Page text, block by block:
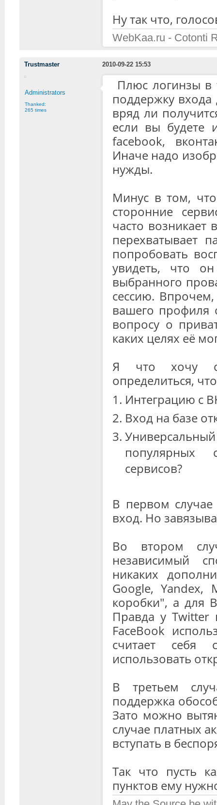
Ну так что,
WebKaa.ru - Cotonti
Trustmaster 2010-09-22 15:53
Administrators
Thanked:
265 times
Плюс логинзы в
поддержку
вряд ли
если вы будете
facebook,
Иначе надо
нужды.
Минус в том,
сторонние
часто возникает
перехватывает
попробовать
увидеть, что
выбранного
сессию.
вашего профиля
вопросу о
каких целях её
Я что хочу
определиться,
Интеграцию с
Вход на базе
популярных
сервисов?
В первом
вход. Но
Во втором
независимый
никаких
Google, Yandex,
коробки", а для
Правда у Twitter
FaceBook
считает себя
использовать
В третьем
поддержка
Зато можно
случае платных
вступать в
Так что пусть
пунктов ему